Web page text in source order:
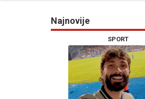
Najnovije
SPORT